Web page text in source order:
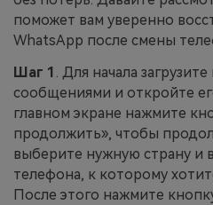
поможет вам уверенно
WhatsApp после смены
Шаг 1 . Для начала
сообщениями и откройте
главном экране нажмите
продолжить», чтобы
выберите нужную страну и
телефона, к которому
После этого нажмите